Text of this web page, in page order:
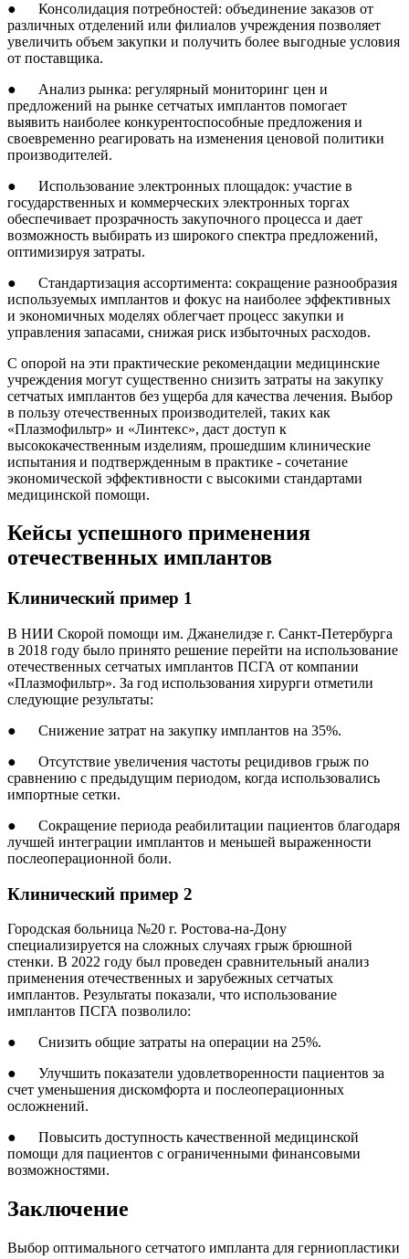
● Консолидация потребностей: объединение заказов от
различных отделений или филиалов учреждения позволяет
увеличить объем закупки и получить более выгодные условия
от поставщика.
● Анализ рынка: регулярный мониторинг цен и
предложений на рынке сетчатых имплантов помогает
выявить наиболее конкурентоспособные предложения и
своевременно реагировать на изменения ценовой политики
производителей.
● Использование электронных площадок: участие в
государственных и коммерческих электронных торгах
обеспечивает прозрачность закупочного процесса и дает
возможность выбирать из широкого спектра предложений,
оптимизируя затраты.
● Стандартизация ассортимента: сокращение разнообразия
используемых имплантов и фокус на наиболее эффективных
и экономичных моделях облегчает процесс закупки и
управления запасами, снижая риск избыточных расходов.
С опорой на эти практические рекомендации медицинские
учреждения могут существенно снизить затраты на закупку
сетчатых имплантов без ущерба для качества лечения. Выбор
в пользу отечественных производителей, таких как
«Плазмофильтр» и «Линтекс», даст доступ к
высококачественным изделиям, прошедшим клинические
испытания и подтвержденным в практике - сочетание
экономической эффективности с высокими стандартами
медицинской помощи.
Кейсы успешного применения
отечественных имплантов
Клинический пример 1
В НИИ Скорой помощи им. Джанелидзе г. Санкт-Петербурга
в 2018 году было принято решение перейти на использование
отечественных сетчатых имплантов ПСГА от компании
«Плазмофильтр». За год использования хирурги отметили
следующие результаты:
● Снижение затрат на закупку имплантов на 35%.
● Отсутствие увеличения частоты рецидивов грыж по
сравнению с предыдущим периодом, когда использовались
импортные сетки.
● Сокращение периода реабилитации пациентов благодаря
лучшей интеграции имплантов и меньшей выраженности
послеоперационной боли.
Клинический пример 2
Городская больница №20 г. Ростова-на-Дону
специализируется на сложных случаях грыж брюшной
стенки. В 2022 году был проведен сравнительный анализ
применения отечественных и зарубежных сетчатых
имплантов. Результаты показали, что использование
имплантов ПСГА позволило:
● Снизить общие затраты на операции на 25%.
● Улучшить показатели удовлетворенности пациентов за
счет уменьшения дискомфорта и послеоперационных
осложнений.
● Повысить доступность качественной медицинской
помощи для пациентов с ограниченными финансовыми
возможностями.
Заключение
Выбор оптимального сетчатого импланта для герниопластики